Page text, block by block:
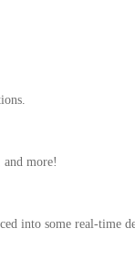
more!
into some real-time